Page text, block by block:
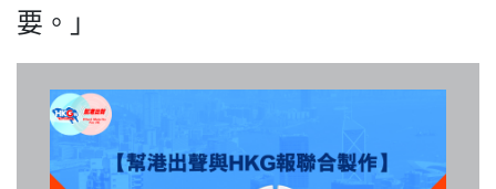
聯絡我們
要。」